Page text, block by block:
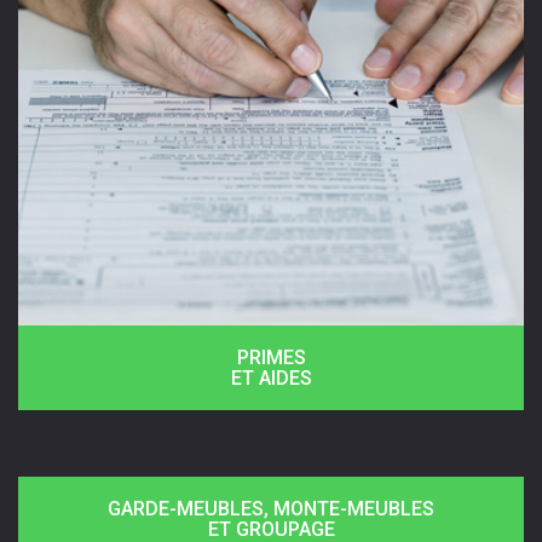
PRIMES
ET AIDES
GARDE-MEUBLES, MONTE-MEUBLES
ET GROUPAGE